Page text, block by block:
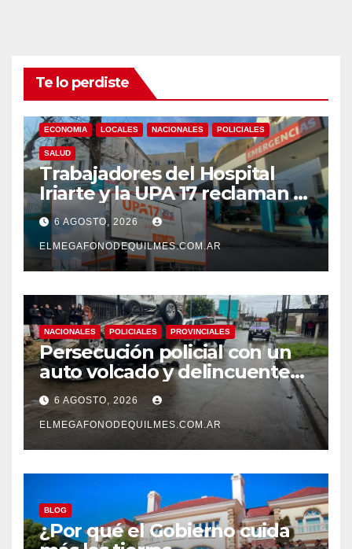
Te lo perdiste
ECONOMIA LOCALES NACIONALES POLICIALES
SALUD
Trabajadores del Hospital
Iriarte y la UPA 17 reclaman el
pase a planta de becarios y
mejoras laborales
6 AGOSTO, 2026
ELMEGAFONODEQUILMES.COM.AR
NACIONALES POLICIALES PROVINCIALES
Persecución policial con un
auto volcado y delincuentes
detenidos en San Francisco
Solano
6 AGOSTO, 2026
ELMEGAFONODEQUILMES.COM.AR
BLOG
¿Por qué el Gobierno cuida